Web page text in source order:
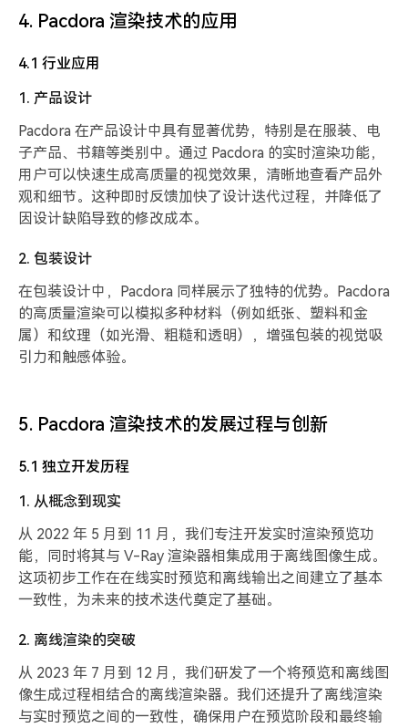
4. Pacdora 渲染技术的应用
4.1 行业应用
1. 产品设计
Pacdora 在产品设计中具有显著优势，特别是在服装、电
子产品、书籍等类别中。通过 Pacdora 的实时渲染功能，
用户可以快速生成高质量的视觉效果，清晰地查看产品外
观和细节。这种即时反馈加快了设计迭代过程，并降低了
因设计缺陷导致的修改成本。
2. 包装设计
在包装设计中，Pacdora 同样展示了独特的优势。Pacdora
的高质量渲染可以模拟多种材料（例如纸张、塑料和金
属）和纹理（如光滑、粗糙和透明），增强包装的视觉吸
引力和触感体验。
5. Pacdora 渲染技术的发展过程与创新
5.1 独立开发历程
1. 从概念到现实
从 2022 年 5 月到 11 月，我们专注开发实时渲染预览功
能，同时将其与 V-Ray 渲染器相集成用于离线图像生成。
这项初步工作在在线实时预览和离线输出之间建立了基本
一致性，为未来的技术迭代奠定了基础。
2. 离线渲染的突破
从 2023 年 7 月到 12 月，我们研发了一个将预览和离线图
像生成过程相结合的离线渲染器。我们还提升了离线渲染
与实时预览之间的一致性，确保用户在预览阶段和最终输